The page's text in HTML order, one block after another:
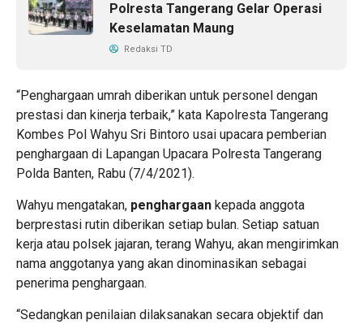
Polresta Tangerang Gelar Operasi
Keselamatan Maung
Redaksi TD
“Penghargaan umrah diberikan untuk personel dengan
prestasi dan kinerja terbaik,” kata Kapolresta Tangerang
Kombes Pol Wahyu Sri Bintoro usai upacara pemberian
penghargaan di Lapangan Upacara Polresta Tangerang
Polda Banten, Rabu (7/4/2021).
Wahyu mengatakan, penghargaan kepada anggota
berprestasi rutin diberikan setiap bulan. Setiap satuan
kerja atau polsek jajaran, terang Wahyu, akan mengirimkan
nama anggotanya yang akan dinominasikan sebagai
penerima penghargaan.
“Sedangkan penilaian dilaksanakan secara objektif dan